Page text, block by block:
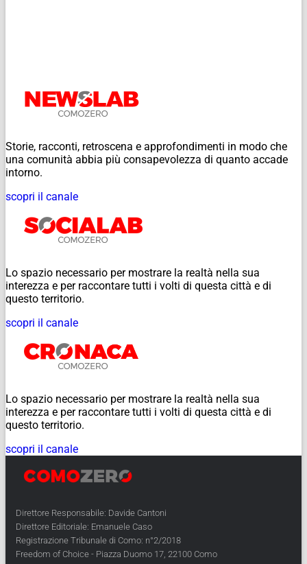
Storie, racconti, retroscena e approfondimenti in modo che
una comunità abbia più consapevolezza di quanto accade
intorno.
scopri il canale
Lo spazio necessario per mostrare la realtà nella sua
interezza e per raccontare tutti i volti di questa città e di
questo territorio.
scopri il canale
Lo spazio necessario per mostrare la realtà nella sua
interezza e per raccontare tutti i volti di questa città e di
questo territorio.
scopri il canale
Direttore Responsabile: Davide Cantoni
Direttore Editoriale: Emanuele Caso
Registrazione Tribunale di Como: n°2/2018
Freedom of Choice - Piazza Duomo 17, 22100 Como